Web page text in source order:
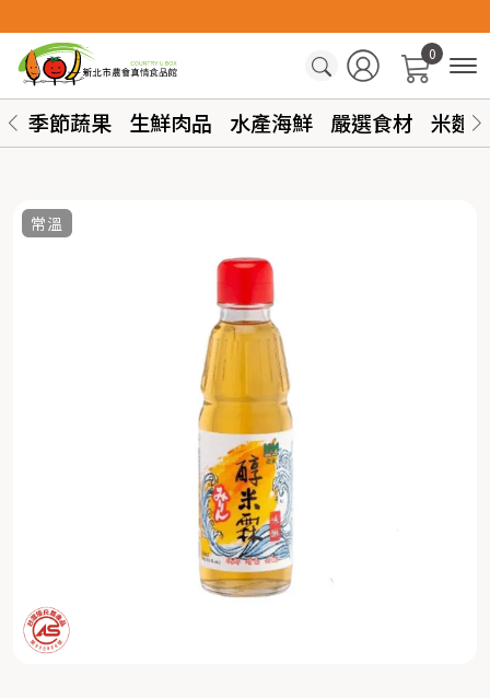
0
季節蔬果 生鮮肉品 水產海鮮 嚴選食材 米麵
常溫